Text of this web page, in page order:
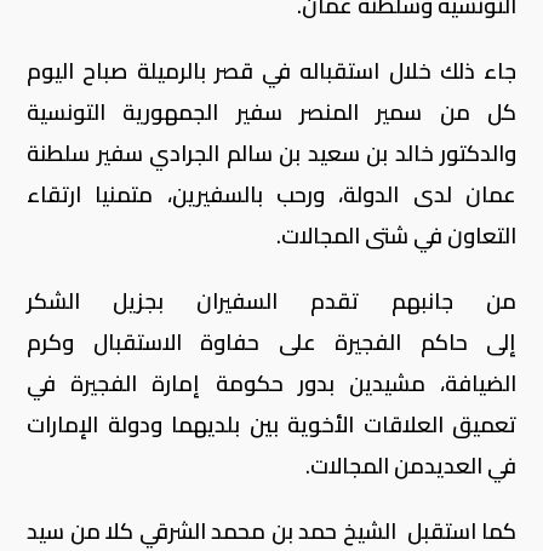
جاء ذلك خلال استقباله في قصر بالرميلة صباح اليوم
كل من سمير المنصر سفير الجمهورية التونسية
والدكتور خالد بن سعيد بن سالم الجرادي سفير سلطنة
عمان لدى الدولة، ورحب بالسفيرين، متمنيا ارتقاء
التعاون في شتى المجالات.
من جانبهم تقدم السفيران بجزيل الشكر
إلى حاكم الفجيرة على حفاوة الاستقبال وكرم
الضيافة، مشيدين بدور حكومة إمارة الفجيرة في
تعميق العلاقات الأخوية بين بلديهما ودولة الإمارات
في العديدمن المجالات.
كما استقبل الشيخ حمد بن محمد الشرقي كلا من سيد